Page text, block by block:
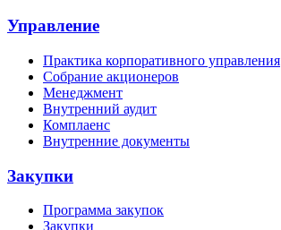
Управление
Практика корпоративного управления
Собрание акционеров
Менеджмент
Внутренний аудит
Комплаенс
Внутренние документы
Закупки
Программа закупок
Закупки